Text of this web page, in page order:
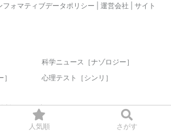
人気順 さがす
フォマティブデータポリシー 運営会社
サイト
科学ニュース［ナゾロジー］
心理テスト［シンリ］
reserved.